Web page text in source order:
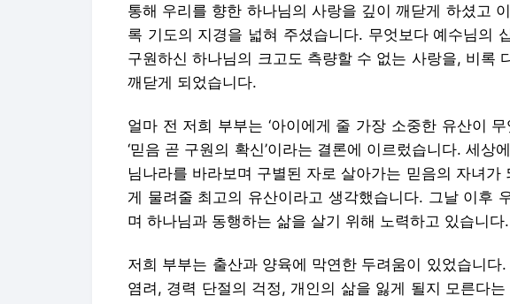
‘믿음 곧 구원의 확신’이라는 결론에 이르렀습니다. 세상
님나라를 바라보며 구별된 자로 살아가는 믿음의 자녀가
게 물려줄 최고의 유산이라고 생각했습니다. 그날 이후
며 하나님과 동행하는 삶을 살기 위해 노력하고 있습니다.
저희 부부는 출산과 양육에 막연한 두려움이 있었습니다
염려, 경력 단절의 걱정, 개인의 삶을 잃게 될지 모른다
식들이 우리 안에도 자리하고 있었기 때문입니다.
그러나 하나님께서는 가은이를 통해 우리의 두려움을 거
기도합니다.